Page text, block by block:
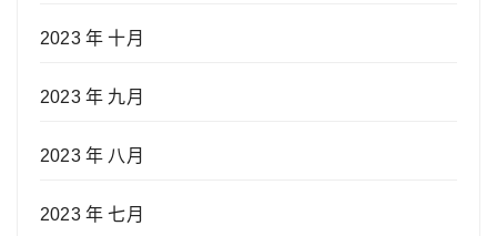
2023 年 十月
2023 年 九月
2023 年 八月
2023 年 七月